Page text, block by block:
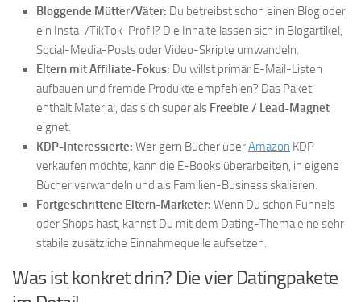
Bloggende Mütter/Väter: Du betreibst schon einen Blog oder
ein Insta-/TikTok-Profil? Die Inhalte lassen sich in Blogartikel,
Social-Media-Posts oder Video-Skripte umwandeln.
Eltern mit Affiliate-Fokus: Du willst primär E-Mail-Listen
aufbauen und fremde Produkte empfehlen? Das Paket
enthält Material, das sich super als Freebie / Lead-Magnet
eignet.
KDP-Interessierte: Wer gern Bücher überAmazon KDP
verkaufen möchte, kann die E-Books überarbeiten, in eigene
Bücher verwandeln und als Familien-Business skalieren.
Fortgeschrittene Eltern-Marketer: Wenn Du schon Funnels
oder Shops hast, kannst Du mit dem Dating-Thema eine sehr
stabile zusätzliche Einnahmequelle aufsetzen.
Was ist konkret drin? Die vier Datingpakete